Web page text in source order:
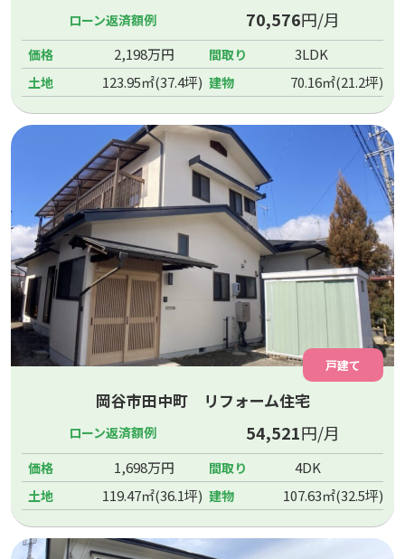
ローン返済額例 70,576円/月
価格 2,198万円 間取り 3LDK
土地 123.95㎡(37.4坪) 建物 70.16㎡(21.2坪)
戸建て
岡谷市田中町 リフォーム住宅
ローン返済額例 54,521円/月
価格 1,698万円 間取り 4DK
土地 119.47㎡(36.1坪) 建物 107.63㎡(32.5坪)